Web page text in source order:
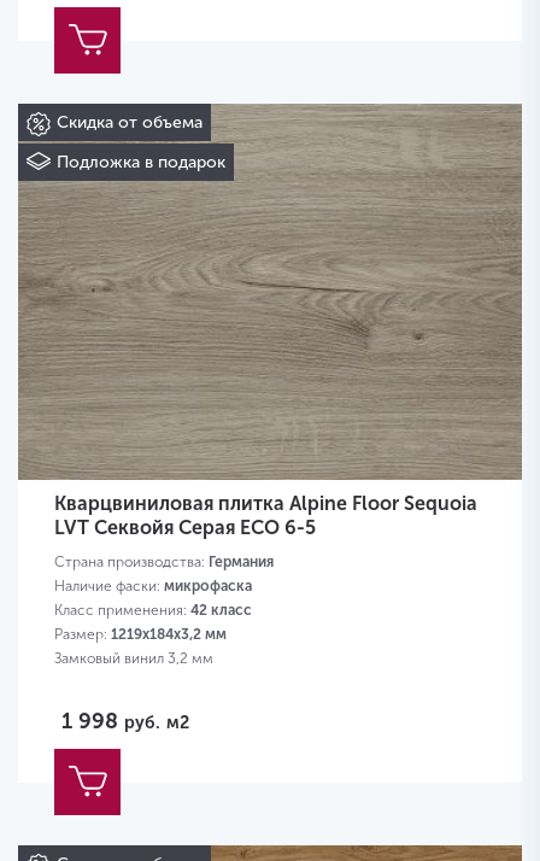
Скидка от объема
Подложка в подарок
Кварцвиниловая плитка Alpine Floor Sequoia
LVT Секвойя Серая ECO 6-5
Страна производства: Германия
Наличие фаски: микрофаска
Класс применения: 42 класс
Размер: 1219х184х3,2 мм
Замковый винил 3,2 мм
1 998 руб. м2